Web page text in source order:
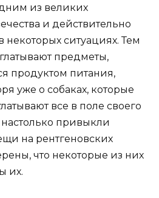
из великих
и действительно
некоторых ситуациях. Тем
предметы,
продуктом питания,
уже о собаках, которые
все в поле своего
привыкли
на рентгеновских
что некоторые из них
их.